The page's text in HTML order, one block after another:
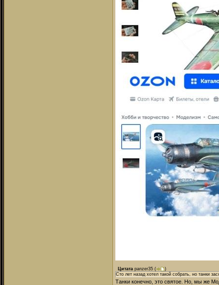
Цитата panzer35 (
)
Сто лет назад хотел такой собрать, но танки
Танки конечно, это святое. Но, мы же